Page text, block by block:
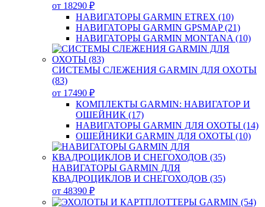
от 18290 ₽
НАВИГАТОРЫ GARMIN ETREX (10)
НАВИГАТОРЫ GARMIN GPSMAP (21)
НАВИГАТОРЫ GARMIN MONTANA (10)
СИСТЕМЫ СЛЕЖЕНИЯ GARMIN ДЛЯ ОХОТЫ
(83)
от 17490 ₽
КОМПЛЕКТЫ GARMIN: НАВИГАТОР И
ОШЕЙНИК (17)
НАВИГАТОРЫ GARMIN ДЛЯ ОХОТЫ (14)
ОШЕЙНИКИ GARMIN ДЛЯ ОХОТЫ (10)
НАВИГАТОРЫ GARMIN ДЛЯ
КВАДРОЦИКЛОВ И СНЕГОХОДОВ (35)
от 48390 ₽